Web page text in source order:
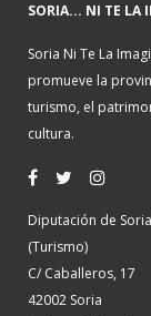
SORIA... NI TE LA
Soria Ni Te La
promueve la
turismo, el
cultura.
Diputación de Soria
(Turismo)
C/ Caballeros, 17
42002 Soria